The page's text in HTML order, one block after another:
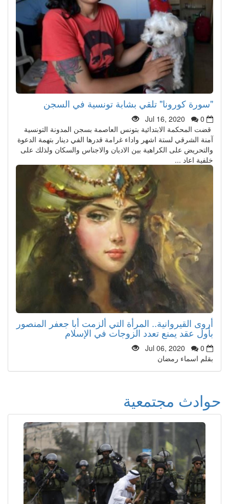
"سورة كورونا" تلقي بشابة تونسية في السجن
Jul 16, 2020
0
قضت المحكمة الابتدائية بتونس العاصمة بسجن المدونة التونسية
آمنة الشرقي لستة اشهر واداء غرامة قدرها الفي دينار بتهمة الدعوة
والتحريض على الكراهية بين الاديان والاجناس والسكان ولذلك على
خلفية اعاد ...
أروى القيروانية.. المرأة التي ألزمت أبا جعفر المنصور
بأول عقد يمنع تعدد الزوجات في الإسلام
Jul 06, 2020
0
بقلم اسماء رمضان
حوادث مجتمعية